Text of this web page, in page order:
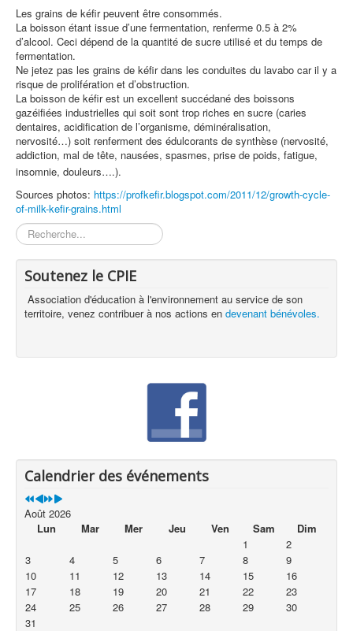
Les grains de kéfir peuvent être consommés.
La boisson étant issue d’une fermentation, renferme 0.5 à 2%
d’alcool. Ceci dépend de la quantité de sucre utilisé et du temps de
fermentation.
Ne jetez pas les grains de kéfir dans les conduites du lavabo car il y a
risque de prolifération et d’obstruction.
La boisson de kéfir est un excellent succédané des boissons
gazéifiées industrielles qui soit sont trop riches en sucre (caries
dentaires, acidification de l’organisme, déminéralisation,
nervosité…) soit renferment des édulcorants de synthèse (nervosité,
addiction, mal de tête, nausées, spasmes, prise de poids, fatigue,
insomnie, douleurs….).
Sources photos: https://profkefir.blogspot.com/2011/12/growth-cycle-
of-milk-kefir-grains.html
Rechercher
Soutenez le CPIE
Association d'éducation à l'environnement au service de son
territoire, venez contribuer à nos actions en devenant bénévoles.
Calendrier des événements
Août 2026
Lun
Mar Mer Jeu Ven Sam
Dim
1
2
3
4 5 6 7 8
9
10
11 12 13 14 15
16
17
18 19 20 21 22
23
24
25 26 27 28 29
30
31